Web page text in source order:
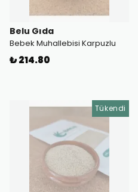
Belu Gıda
Bebek Muhallebisi Karpuzlu
₺ 214.80
Tükendi